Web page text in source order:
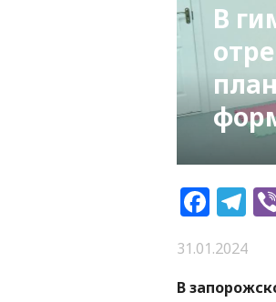
В
31.01.2024
В